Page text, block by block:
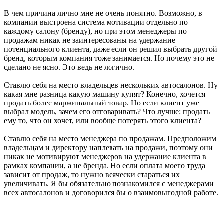
В чем причина лично мне не очень понятно. Возможно, в
компании выстроена система мотивации отдельно по
каждому салону (бренду), но при этом менеджеры по
продажам никак не заинтересованы на удержание
потенциального клиента, даже если он решил выбрать другой
бренд, которым компания тоже занимается. Но почему это не
сделано не ясно. Это ведь не логично.
Ставлю себя на место владельцев нескольких автосалонов. Ну
какая мне разница какую машину купят? Конечно, хочется
продать более маржинальный товар. Но если клиент уже
выбрал модель, зачем его отговаривать? Что лучше: продать
ему то, что он хочет, или вообще потерять этого клиента?
Ставлю себя на место менеджера по продажам. Предположим
владельцам и директору наплевать на продажи, поэтому они
никак не мотивируют менеджеров на удержание клиента в
рамках компании, а не бренда. Но если оплата моего труда
зависит от продаж, то нужно всячески стараться их
увеличивать. Я бы обязательно познакомился с менеджерами
всех автосалонов и договорился бы о взаимовыгодной работе.